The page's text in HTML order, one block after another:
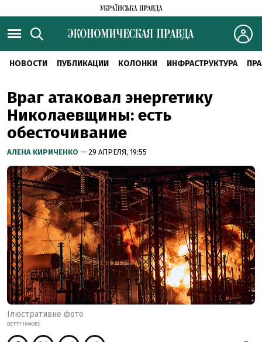
НОВОСТИ ПУБЛИКАЦИИ КОЛОНКИ ИНФРАСТРУКТУРА
Враг атаковал энергетику
Николаевщины: есть
обесточивание
АЛЕНА КИРИЧЕНКО — 29 АПРЕЛЯ, 19:55
Ілюстративне фото
GETTY IMAGES